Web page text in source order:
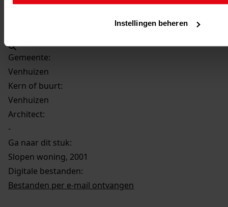
Instellingen beheren
Perceel:
Gemeente:
Venhuizen
Kern of buurt:
Venhuizen
Architect:
-
Ga naar dit stuk:
Slopen woning, 2001
Digitale bestanden:
Bestanden per e-mail ontvangen